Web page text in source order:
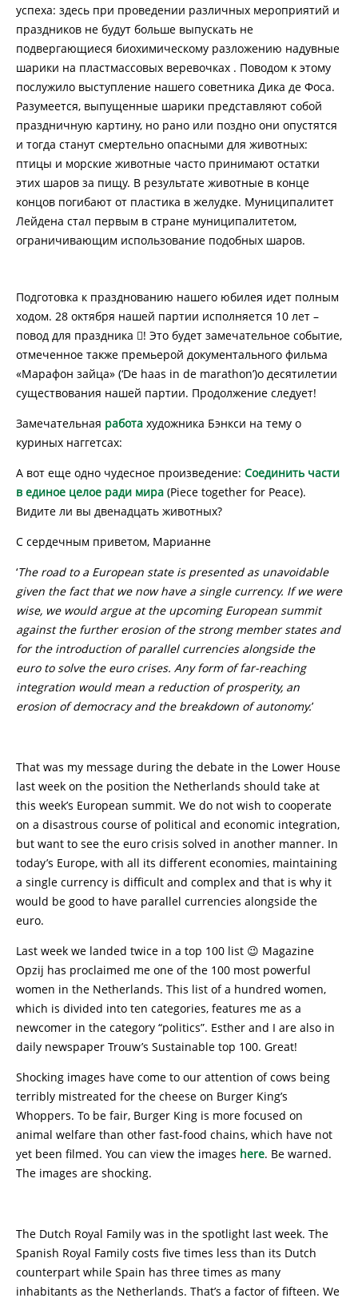
успеха: здесь при проведении различных мероприятий и
праздников не будут больше выпускать не
подвергающиеся биохимическому разложению надувные
шарики на пластмассовых веревочках . Поводом к этому
послужило выступление нашего советника Дика де Фоса.
Разумеется, выпущенные шарики представляют собой
праздничную картину, но рано или поздно они опустятся
и тогда станут смертельно опасными для животных:
птицы и морские животные часто принимают остатки
этих шаров за пищу. В результате животные в конце
концов погибают от пластика в желудке. Муниципалитет
Лейдена стал первым в стране муниципалитетом,
ограничивающим использование подобных шаров.
Подготовка к празднованию нашего юбилея идет полным
ходом. 28 октября нашей партии исполняется 10 лет –
повод для праздника ! Это будет замечательное событие,
отмеченное также премьерой документального фильма
«Марафон зайца» (‘De haas in de marathon’)о десятилетии
существования нашей партии. Продолжение следует!
Замечательная работа художника Бэнкси на тему о
куриных наггетсах:
А вот еще одно чудесное произведение: Соединить части
в единое целое ради мира (Piece together for Peace).
Видите ли вы двенадцать животных?
С сердечным приветом, Марианне
‘The road to a European state is presented as unavoidable
given the fact that we now have a single currency. If we were
wise, we would argue at the upcoming European summit
against the further erosion of the strong member states and
for the introduction of parallel currencies alongside the
euro to solve the euro crises. Any form of far-reaching
integration would mean a reduction of prosperity, an
erosion of democracy and the breakdown of autonomy.’
That was my message during the debate in the Lower House
last week on the position the Netherlands should take at
this week’s European summit. We do not wish to cooperate
on a disastrous course of political and economic integration,
but want to see the euro crisis solved in another manner. In
today’s Europe, with all its different economies, maintaining
a single currency is difficult and complex and that is why it
would be good to have parallel currencies alongside the
euro.
Last week we landed twice in a top 100 list 😉 Magazine
Opzij has proclaimed me one of the 100 most powerful
women in the Netherlands. This list of a hundred women,
which is divided into ten categories, features me as a
newcomer in the category “politics”. Esther and I are also in
daily newspaper Trouw’s Sustainable top 100. Great!
Shocking images have come to our attention of cows being
terribly mistreated for the cheese on Burger King’s
Whoppers. To be fair, Burger King is more focused on
animal welfare than other fast-food chains, which have not
yet been filmed. You can view the images here. Be warned.
The images are shocking.
The Dutch Royal Family was in the spotlight last week. The
Spanish Royal Family costs five times less than its Dutch
counterpart while Spain has three times as many
inhabitants as the Netherlands. That’s a factor of fifteen. We